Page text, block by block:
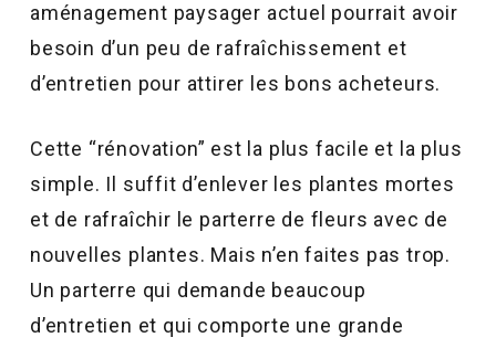
aménagement paysager actuel pourrait avoir
besoin d’un peu de rafraîchissement et
d’entretien pour attirer les bons acheteurs.
Cette “rénovation” est la plus facile et la plus
simple. Il suffit d’enlever les plantes mortes
et de rafraîchir le parterre de fleurs avec de
nouvelles plantes. Mais n’en faites pas trop.
Un parterre qui demande beaucoup
d’entretien et qui comporte une grande